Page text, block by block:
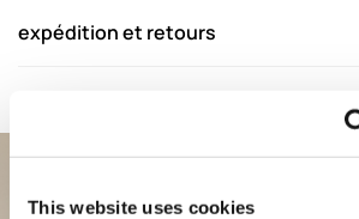
This website uses cookies
expédition et retours
Complétez votre